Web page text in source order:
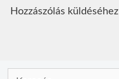
Hozzászólás küldéséhez